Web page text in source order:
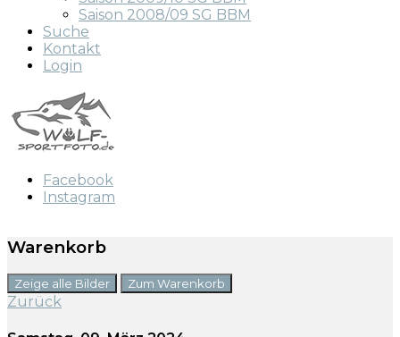
Saison 2008/09 SG BBM
Suche
Kontakt
Login
Facebook
Instagram
Warenkorb
Zeige alle Bilder Zum Warenkorb
Zurück